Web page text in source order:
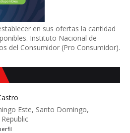
en sus ofertas la cantidad
Instituto Nacional de
del Consumidor (Pro Consumidor).
Este, Santo Domingo,